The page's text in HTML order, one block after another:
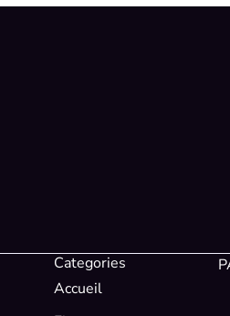
Categories
Accueil